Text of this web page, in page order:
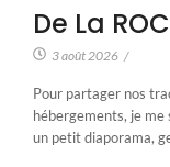
De La
3 août 2026 /
Pour partager nos
hébergements, je
un petit diaporama,